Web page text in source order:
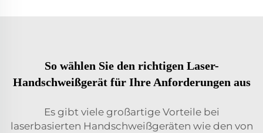
So wählen Sie den richtigen Laser-
Handschweißgerät für Ihre Anforderungen aus
Es gibt viele großartige Vorteile bei
laserbasierten Handschweißgeräten wie den von